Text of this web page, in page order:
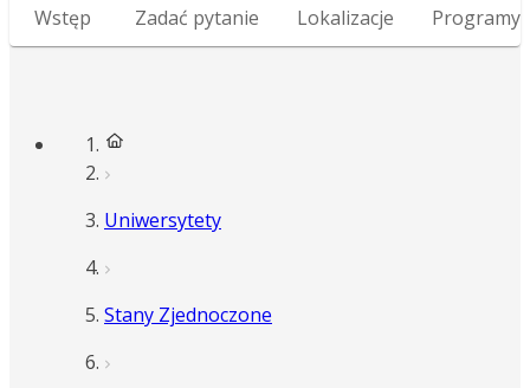
Wstęp Zadać pytanie Lokalizacje Programy
Uniwersytety
Stany Zjednoczone